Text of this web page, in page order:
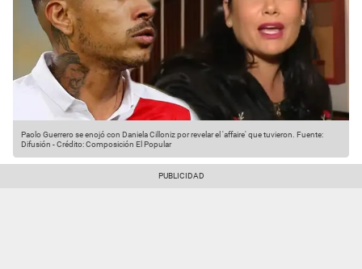
Paolo Guerrero se enojó con Daniela Cilloniz por revelar el 'affaire' que tuvieron. Fuente:
Difusión -Crédito: Composición El Popular